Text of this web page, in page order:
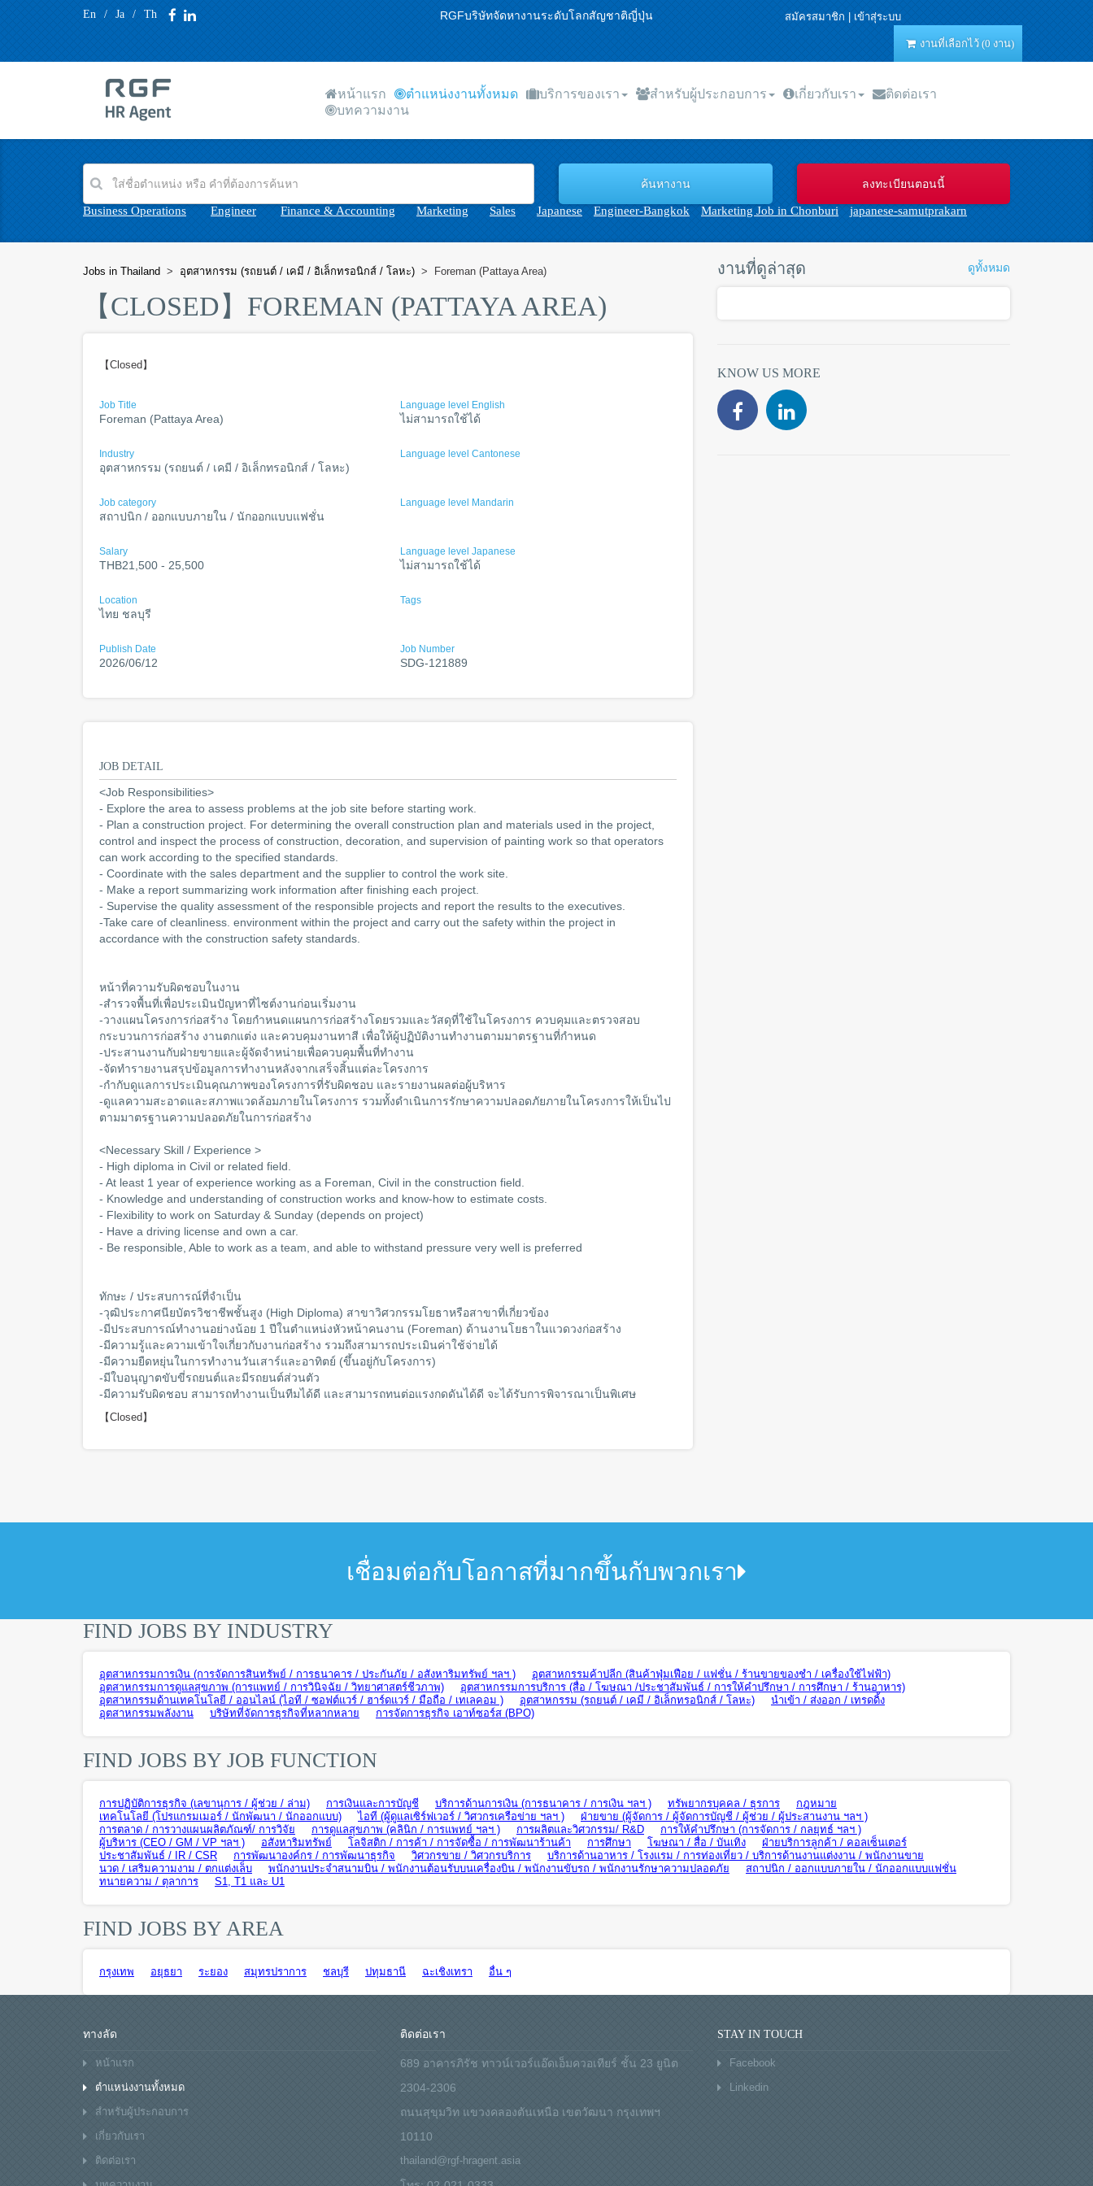
En / Ja / Th RGFบริษัทจัดหางานระดับโลกสัญชาติญี่ปุ่น สมัครสมาชิก | เข้าสุ่ระบบ
งานที่เลือกไว้ (0 งาน)
หน้าแรก ตำแหน่งงานทั้งหมด บริการของเรา สำหรับผู้ประกอบการ เกี่ยวกับเรา
ติดต่อเรา
บทความงาน
Business Operations Engineer Finance & Accounting Marketing Sales Japanese Engineer-Bangkok Marketing Job in Chonburi japanese-samutprakarn
Jobs in Thailand > อุตสาหกรรม (รถยนต์ / เคมี / อิเล็กทรอนิกส์ / โลหะ) > Foreman (Pattaya Area)
【CLOSED】 FOREMAN (PATTAYA AREA)
【Closed】
Job Title
Foreman (Pattaya Area)
Language level English
ไม่สามารถใช้ได้
Industry
อุตสาหกรรม (รถยนต์ / เคมี / อิเล็กทรอนิกส์ / โลหะ)
Language level Cantonese
Job category
สถาปนิก / ออกแบบภายใน / นักออกแบบแฟชั่น
Language level Mandarin
Salary
THB21,500 - 25,500
Language level Japanese
ไม่สามารถใช้ได้
Location
ไทย ชลบุรี
Tags
Publish Date
2026/06/12
Job Number
SDG-121889
JOB DETAIL
<Job Responsibilities>
- Explore the area to assess problems at the job site before starting work.
- Plan a construction project. For determining the overall construction plan and materials used in the project,
control and inspect the process of construction, decoration, and supervision of painting work so that operators
can work according to the specified standards.
- Coordinate with the sales department and the supplier to control the work site.
- Make a report summarizing work information after finishing each project.
- Supervise the quality assessment of the responsible projects and report the results to the executives.
-Take care of cleanliness. environment within the project and carry out the safety within the project in
accordance with the construction safety standards.
หน้าที่ความรับผิดชอบในงาน
-สำรวจพื้นที่เพื่อประเมินปัญหาที่ไซต์งานก่อนเริ่มงาน
-วางแผนโครงการก่อสร้าง โดยกำหนดแผนการก่อสร้างโดยรวมและวัสดุที่ใช้ในโครงการ ควบคุมและตรวจสอบ
กระบวนการก่อสร้าง งานตกแต่ง และควบคุมงานทาสี เพื่อให้ผู้ปฏิบัติงานทำงานตามมาตรฐานที่กำหนด
-ประสานงานกับฝ่ายขายและผู้จัดจำหน่ายเพื่อควบคุมพื้นที่ทำงาน
-จัดทำรายงานสรุปข้อมูลการทำงานหลังจากเสร็จสิ้นแต่ละโครงการ
-กำกับดูแลการประเมินคุณภาพของโครงการที่รับผิดชอบ และรายงานผลต่อผู้บริหาร
-ดูแลความสะอาดและสภาพแวดล้อมภายในโครงการ รวมทั้งดำเนินการรักษาความปลอดภัยภายในโครงการให้เป็นไป
ตามมาตรฐานความปลอดภัยในการก่อสร้าง
<Necessary Skill / Experience >
- High diploma in Civil or related field.
- At least 1 year of experience working as a Foreman, Civil in the construction field.
- Knowledge and understanding of construction works and know-how to estimate costs.
- Flexibility to work on Saturday & Sunday (depends on project)
- Have a driving license and own a car.
- Be responsible, Able to work as a team, and able to withstand pressure very well is preferred
ทักษะ / ประสบการณ์ที่จำเป็น
-วุฒิประกาศนียบัตรวิชาชีพชั้นสูง (High Diploma) สาขาวิศวกรรมโยธาหรือสาขาที่เกี่ยวข้อง
-มีประสบการณ์ทำงานอย่างน้อย 1 ปีในตำแหน่งหัวหน้าคนงาน (Foreman) ด้านงานโยธาในแวดวงก่อสร้าง
-มีความรู้และความเข้าใจเกี่ยวกับงานก่อสร้าง รวมถึงสามารถประเมินค่าใช้จ่ายได้
-มีความยืดหยุ่นในการทำงานวันเสาร์และอาทิตย์ (ขึ้นอยู่กับโครงการ)
-มีใบอนุญาตขับขี่รถยนต์และมีรถยนต์ส่วนตัว
-มีความรับผิดชอบ สามารถทำงานเป็นทีมได้ดี และสามารถทนต่อแรงกดดันได้ดี จะได้รับการพิจารณาเป็นพิเศษ
【Closed】
งานที่ดูล่าสุด ดูทั้งหมด
KNOW US MORE
เชื่อมต่อกับโอกาสที่มากขึ้นกับพวกเรา
FIND JOBS BY INDUSTRY
อุตสาหกรรมการเงิน (การจัดการสินทรัพย์ / การธนาคาร / ประกันภัย / อสังหาริมทรัพย์ ฯลฯ )
อุตสาหกรรมค้าปลีก (สินค้าฟุ่มเฟือย / แฟชั่น / ร้านขายของชำ / เครื่องใช้ไฟฟ้า)
อุตสาหกรรมการดูแลสุขภาพ (การแพทย์ / การวินิจฉัย / วิทยาศาสตร์ชีวภาพ)
อุตสาหกรรมการบริการ (สื่อ / โฆษณา /ประชาสัมพันธ์ / การให้คำปรึกษา / การศึกษา / ร้านอาหาร)
อุตสาหกรรมด้านเทคโนโลยี / ออนไลน์ (ไอที / ซอฟต์แวร์ / ฮาร์ดแวร์ / มือถือ / เทเลคอม )
อุตสาหกรรม (รถยนต์ / เคมี / อิเล็กทรอนิกส์ / โลหะ)
นำเข้า / ส่งออก / เทรดดิ้ง
อุตสาหกรรมพลังงาน
บริษัทที่จัดการธุรกิจที่หลากหลาย การจัดการธุรกิจ เอาท์ซอร์ส (BPO)
FIND JOBS BY JOB FUNCTION
การปฏิบัติการธุรกิจ (เลขานุการ / ผู้ช่วย / ล่าม) การเงินและการบัญชี บริการด้านการเงิน (การธนาคาร / การเงิน ฯลฯ ) ทรัพยากรบุคคล / ธุรการ
กฎหมาย
เทคโนโลยี (โปรแกรมเมอร์ / นักพัฒนา / นักออกแบบ)
ไอที (ผู้ดูแลเซิร์ฟเวอร์ / วิศวกรเครือข่าย ฯลฯ )
ฝ่ายขาย (ผู้จัดการ / ผู้จัดการบัญชี / ผู้ช่วย / ผู้ประสานงาน ฯลฯ )
การตลาด / การวางแผนผลิตภัณฑ์/ การวิจัย
การดูแลสุขภาพ (คลินิก / การแพทย์ ฯลฯ ) การผลิตและวิศวกรรม/ R&D
การให้คำปรึกษา (การจัดการ / กลยุทธ์ ฯลฯ )
ผู้บริหาร (CEO / GM / VP ฯลฯ )
อสังหาริมทรัพย์ โลจิสติก / การค้า / การจัดซื้อ / การพัฒนาร้านค้า การศึกษา โฆษณา / สื่อ / บันเทิง
ฝ่ายบริการลูกค้า / คอลเซ็นเตอร์
ประชาสัมพันธ์ / IR / CSR
การพัฒนาองค์กร / การพัฒนาธุรกิจ วิศวกรขาย / วิศวกรบริการ
บริการด้านอาหาร / โรงแรม / การท่องเที่ยว / บริการด้านงานแต่งงาน / พนักงานขาย
นวด / เสริมความงาม / ตกแต่งเล็บ
พนักงานประจำสนามบิน / พนักงานต้อนรับบนเครื่องบิน / พนักงานขับรถ / พนักงานรักษาความปลอดภัย
สถาปนิก / ออกแบบภายใน / นักออกแบบแฟชั่น
ทนายความ / ตุลาการ
S1, T1 และ U1
FIND JOBS BY AREA
กรุงเทพ อยุธยา ระยอง สมุทรปราการ ชลบุรี ปทุมธานี ฉะเชิงเทรา อื่น ๆ
ทางลัด
หน้าแรก
ตำแหน่งงานทั้งหมด
สำหรับผู้ประกอบการ
เกี่ยวกับเรา
ติดต่อเรา
ติดต่อเรา
689 อาคารภิรัช ทาวน์เวอร์แอ๊ดเอ็มควอเทียร์ ชั้น 23 ยูนิต
2304-2306
ถนนสุขุมวิท แขวงคลองตันเหนือ เขตวัฒนา กรุงเทพฯ
10110
thailand@rgf-hragent.asia
STAY IN TOUCH
Facebook
Linkedin